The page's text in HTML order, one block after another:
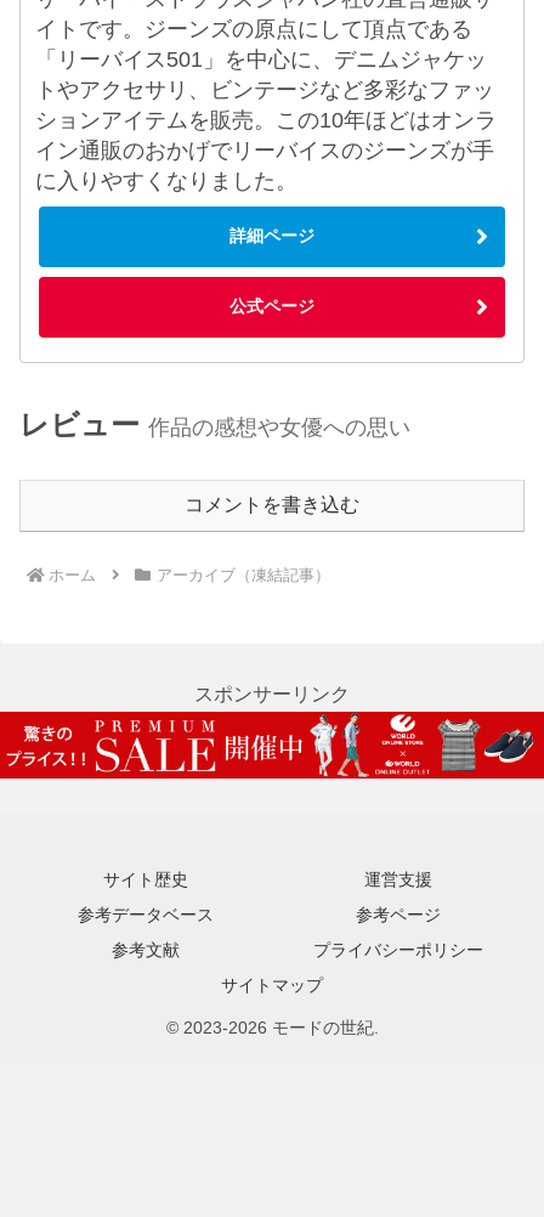
イトです。ジーンズの原点にして頂点である
「リーバイス501」を中心に、デニムジャケッ
トやアクセサリ、ビンテージなど多彩なファッ
ションアイテムを販売。この10年ほどはオンラ
イン通販のおかげでリーバイスのジーンズが手
に入りやすくなりました。
詳細ページ
公式ページ
レビュー 作品の感想や女優への思い
コメントを書き込む
ホーム アーカイブ（凍結記事）
スポンサーリンク
サイト歴史
運営支援
参考データベース
参考ページ
参考文献
プライバシーポリシー
サイトマップ
© 2023-2026 モードの世紀.